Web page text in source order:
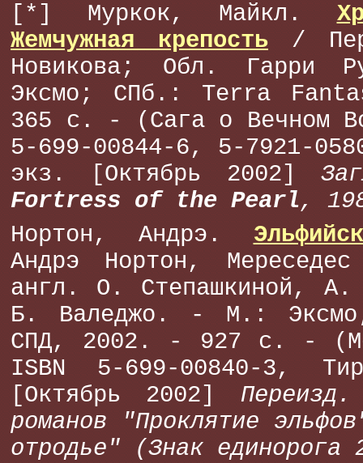
[*] Муркок, Майкл.
Жемчужная крепость /
Новикова; Обл. Гарри
Эксмо; СПб.: Terra
365 с. - (Сага о Вечном
5-699-00844-6, 5-7921-
экз. [Октябрь 2002]
Fortress of the Pearl,
Нортон, Андрэ.
Андрэ Нортон,
англ. О. Степашкиной, А.
Б. Валеджо. - М.:
СПД, 2002. - 927 с. -
ISBN 5-699-00840-3,
[Октябрь 2002]
романов "Проклятие
отродье" (Знак единорога